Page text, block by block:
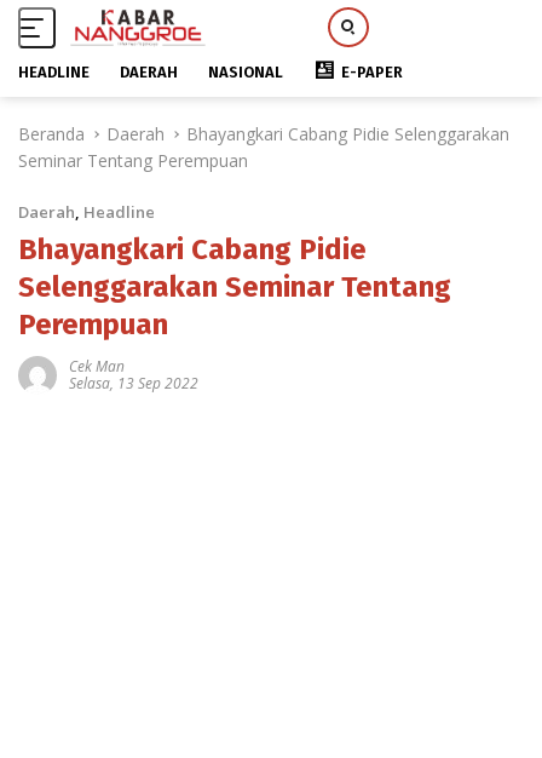
HEADLINE DAERAH NASIONAL E-PAPER
Beranda Daerah
Bhayangkari Cabang Pidie Selenggarakan
Seminar Tentang Perempuan
Daerah, Headline
Bhayangkari Cabang Pidie
Selenggarakan Seminar Tentang
Perempuan
Cek Man
Selasa, 13 Sep 2022